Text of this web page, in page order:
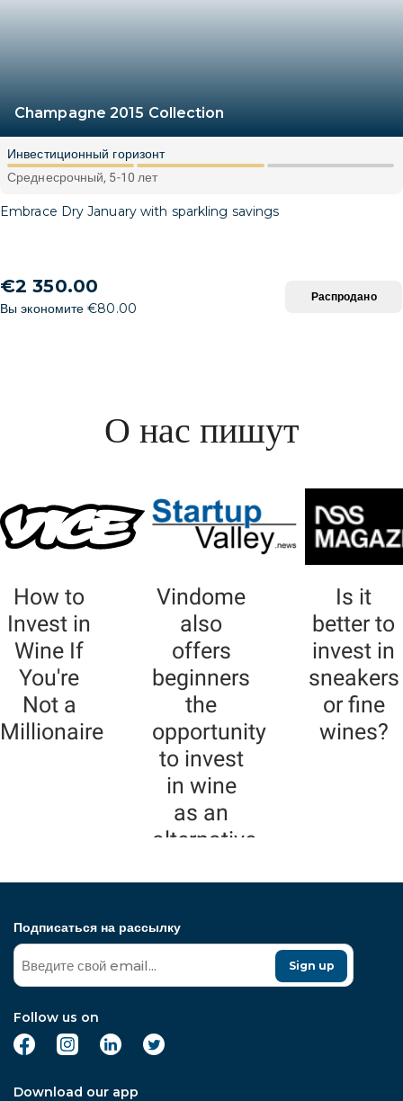
Champagne 2015 Collection
Инвестиционный горизонт
Среднесрочный, 5-10 лет
Embrace Dry January with sparkling savings
€2 350.00
Вы экономите €80.00
Распродано
О нас пишут
How to
Invest in
Wine If
You're
Not a
Millionaire
Vindome
also
offers
beginners
the
opportunity
to invest
in wine
as an
alternative
Is it
better to
invest in
sneakers
or fine
wines?
Подписаться на рассылку
Sign up
Follow us on
Download our app